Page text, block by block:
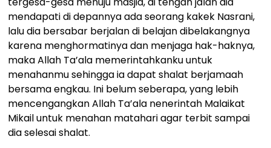
mendapati di depannya ada seorang kakek Nasrani,
lalu dia bersabar berjalan di belajan dibelakangnya
karena menghormatinya dan menjaga hak-haknya,
maka Allah Ta’ala memerintahkanku untuk
menahanmu sehingga ia dapat shalat berjamaah
bersama engkau. Ini belum seberapa, yang lebih
mencengangkan Allah Ta’ala nenerintah Malaikat
Mikail untuk menahan matahari agar terbit sampai
dia selesai shalat.